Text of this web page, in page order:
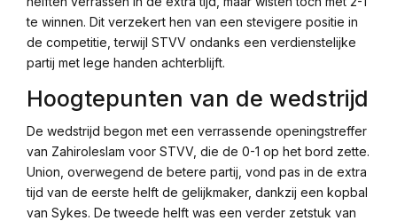
te winnen. Dit verzekert hen van een stevigere positie in
de competitie, terwijl STVV ondanks een verdienstelijke
partij met lege handen achterblijft.
Hoogtepunten van de wedstrijd
De wedstrijd begon met een verrassende openingstreffer
van Zahiroleslam voor STVV, die de 0-1 op het bord zette.
Union, overwegend de betere partij, vond pas in de extra
tijd van de eerste helft de gelijkmaker, dankzij een kopbal
van Sykes. De tweede helft was een verder zetstuk van